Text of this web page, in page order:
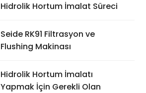
Hidrolik Hortum İmalat Süreci
Seide RK91 Filtrasyon ve
Flushing Makinası
Hidrolik Hortum İmalatı
Yapmak İçin Gerekli Olan